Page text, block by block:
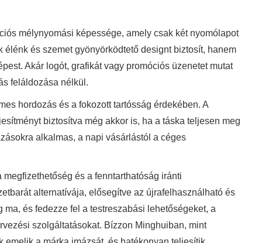
mélynyomási képessége, amely csak két nyomólapot
és szemet gyönyörködtető designt biztosít, hanem
Akár logót, grafikát vagy promóciós üzenetet mutat
feláldozása nélkül.
hordozás és a fokozott tartósság érdekében. A
biztosítva még akkor is, ha a táska teljesen meg
alkalmas, a napi vásárlástól a céges
és a fenntarthatóság iránti
alternatívája, elősegítve az újrafelhasználható és
és fedezze fel a testreszabási lehetőségeket, a
szolgáltatásokat. Bízzon Minghuiban, mint